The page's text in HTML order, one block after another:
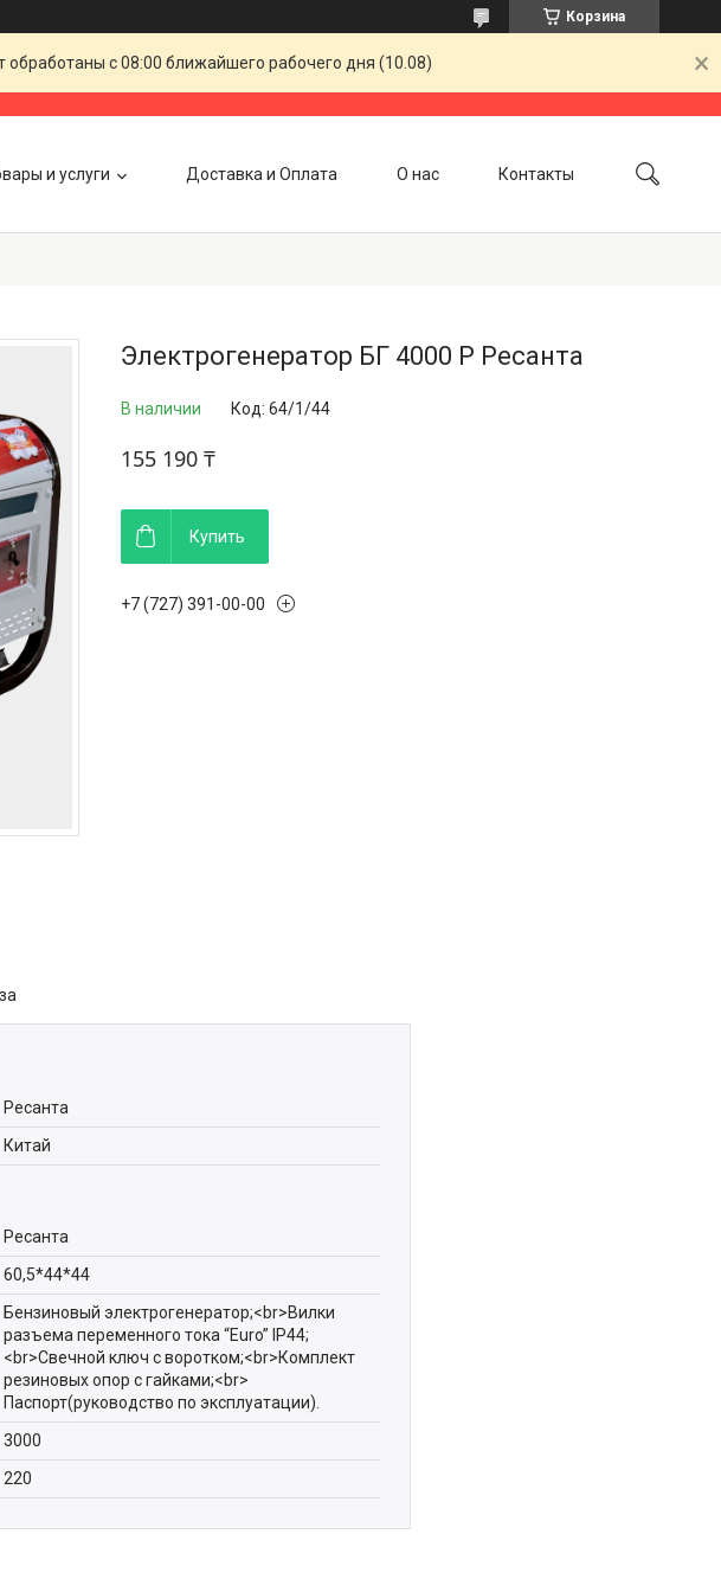
Корзина
с 08:00 ближайшего рабочего дня (10.08)
и услуги Доставка и Оплата О нас Контакты
Электрогенератор БГ 4000 Р Ресанта
В наличии Код: 64/1/44
155 190 ₸
Купить
+7 (727) 391-00-00
Ресанта
Китай
Ресанта
60,5*44*44
Бензиновый электрогенератор;<br>Вилки
разъема переменного тока “Euro” IP44;
<br>Свечной ключ с воротком;<br>Комплект
резиновых опор с гайками;<br>
Паспорт(руководство по эксплуатации).
3000
220